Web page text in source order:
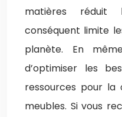
matières
conséquent limite
planète. En
d’optimiser les
ressources pour la
meubles. Si vous